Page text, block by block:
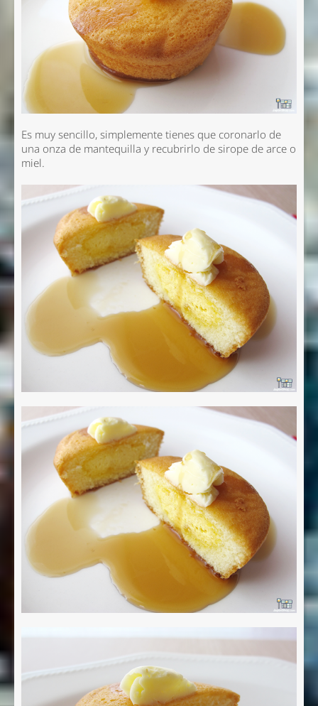
Es muy sencillo, simplemente tienes que coronarlo de
una onza de mantequilla y recubrirlo de sirope de arce o
miel.